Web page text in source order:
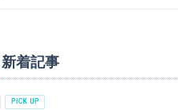
新着記事